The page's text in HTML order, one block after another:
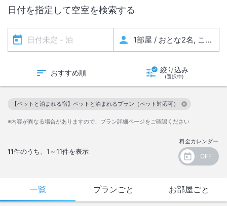
日付を指定して空室を検索する
おすすめ順 絞り込み
(選択中)
11件のうち、 1～11件を表示
料金カレンダー
【ペットと泊まれる宿】ペットと泊まれるプラン（ペット対応可）
この絞り込み条件を解除
※内容が異なる場合がありますので、プラン詳細ページをご確認ください
一覧 プランごと お部屋ごと